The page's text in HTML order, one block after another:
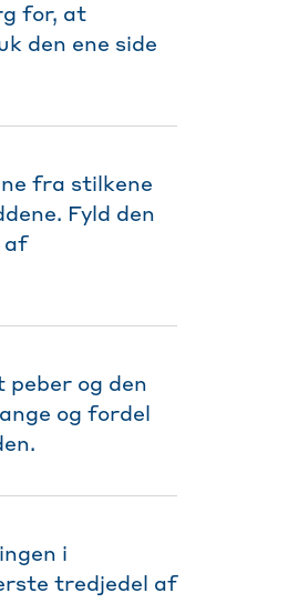
for, at
den ene side
fra stilkene
Fyld den
af
peber og den
og fordel
i
tredjedel af